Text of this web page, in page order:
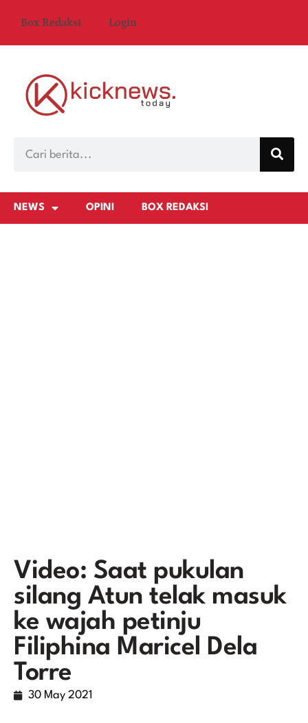
Box Redaksi Login
NEWS OPINI BOX REDAKSI
Video: Saat pukulan
silang Atun telak masuk
ke wajah petinju
Filiphina Maricel Dela
Torre
30 May 2021